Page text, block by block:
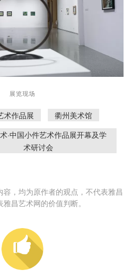
展览现场
术作品展
衢州美术馆
·中国小件艺术作品展开幕及学
术研讨会
，均为原作者的观点，不代表雅昌
昌艺术网的价值判断。